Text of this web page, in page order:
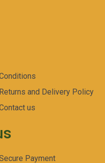
Returns and Delivery Policy
us
Payment